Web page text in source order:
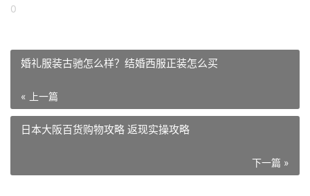
0
婚礼服装古驰怎么样？结婚西服正装怎么买
« 上一篇
日本大阪百货购物攻略 返现实操攻略
下一篇 »